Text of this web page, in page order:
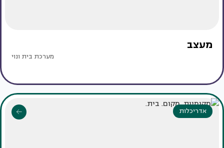
מעצב
מערכת בית ונוי
אדריכלות